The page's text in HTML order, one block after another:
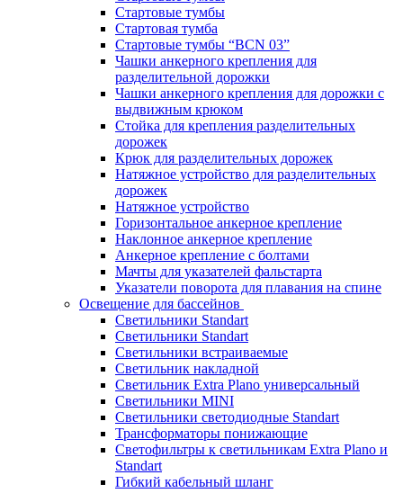
Стартовые тумбы
Стартовая тумба
Стартовые тумбы “BCN 03”
Чашки анкерного крепления для
разделительной дорожки
Чашки анкерного крепления для дорожки с
выдвижным крюком
Стойка для крепления разделительных
дорожек
Крюк для разделительных дорожек
Натяжное устройство для разделительных
дорожек
Натяжное устройство
Горизонтальное анкерное крепление
Наклонное анкерное крепление
Анкерное крепление с болтами
Мачты для указателей фальстарта
Указатели поворота для плавания на спине
Освещение для бассейнов
Светильники Standart
Светильники Standart
Светильники встраиваемые
Светильник накладной
Светильник Extra Plano универсальный
Светильники MINI
Светильники светодиодные Standart
Трансформаторы понижающие
Светофильтры к светильникам Extra Plano и
Standart
Гибкий кабельный шланг